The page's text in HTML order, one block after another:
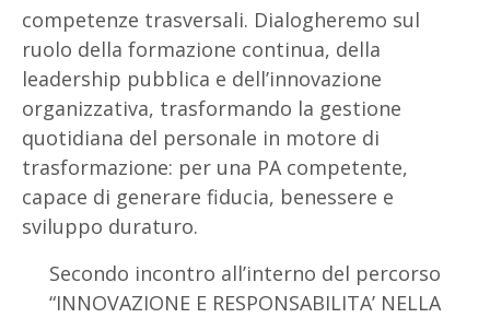
competenze trasversali. Dialogheremo sul
ruolo della formazione continua, della
leadership pubblica e dell’innovazione
organizzativa, trasformando la gestione
quotidiana del personale in motore di
trasformazione: per una PA competente,
capace di generare fiducia, benessere e
sviluppo duraturo.
Secondo incontro all’interno del percorso
“INNOVAZIONE E RESPONSABILITA’ NELLA